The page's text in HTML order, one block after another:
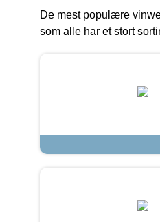
De mest populære
som alle har et stort